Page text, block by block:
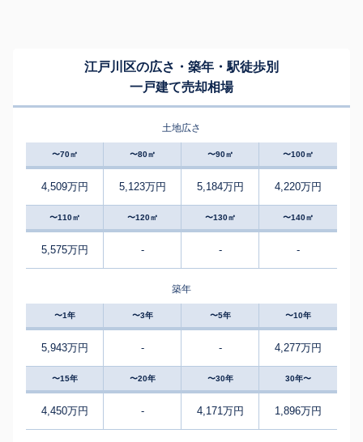
江戸川区の広さ・築年・駅徒歩別
一戸建て売却相場
土地広さ
〜70㎡ 〜80㎡ 〜90㎡ 〜100㎡
4,509万円 5,123万円 5,184万円 4,220万円
〜110㎡ 〜120㎡ 〜130㎡ 〜140㎡
5,575万円 - - -
築年
〜1年 〜3年 〜5年 〜10年
5,943万円 - - 4,277万円
〜15年 〜20年 〜30年 30年〜
4,450万円 - 4,171万円 1,896万円